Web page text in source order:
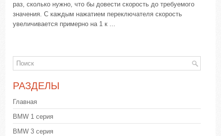
раз, сколько нужно, что бы довести скорость до требуемого
значения. С каждым нажатием переключателя скорость
увеличивается примерно на 1 к ...
РАЗДЕЛЫ
Главная
BMW 1 серия
BMW 3 серия